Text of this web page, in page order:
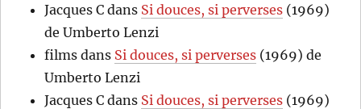
Jacques C dans Si douces, si perverses (1969)
de Umberto Lenzi
films dans Si douces, si perverses (1969) de
Umberto Lenzi
Jacques C dans Si douces, si perverses (1969)